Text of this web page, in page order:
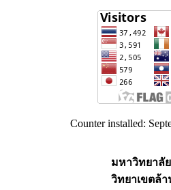
Counter installed:
มหาวิทยาลั
วิทยาเขตล้